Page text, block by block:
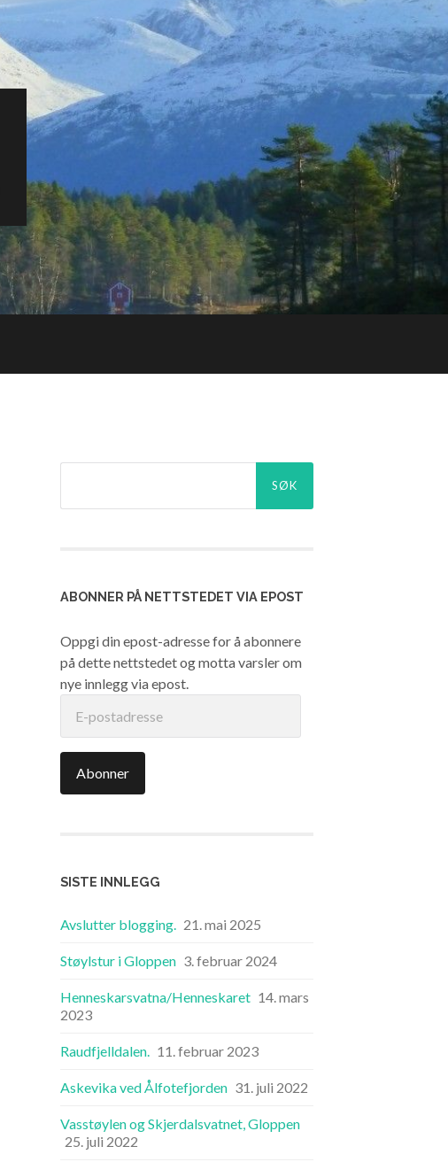
ABONNER PÅ NETTSTEDET VIA EPOST
Oppgi din epost-adresse for å abonnere
på dette nettstedet og motta varsler om
nye innlegg via epost.
postadresse
Abonner
SISTE INNLEGG
Avslutter blogging. 21. mai 2025
Støylstur i Gloppen 3. februar 2024
Henneskarsvatna/Henneskaret 14. mars
2023
Raudfjelldalen. 11. februar 2023
Askevika ved Ålfotefjorden 31. juli 2022
Vasstøylen og Skjerdalsvatnet, Gloppen
25. juli 2022